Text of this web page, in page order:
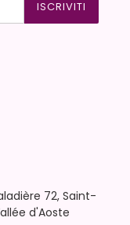
ISCRIVITI
72, Saint-
d'Aoste